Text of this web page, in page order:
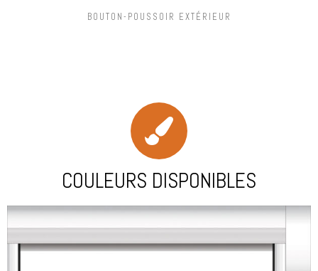
BOUTON-POUSSOIR EXTÉRIEUR
COULEURS DISPONIBLES